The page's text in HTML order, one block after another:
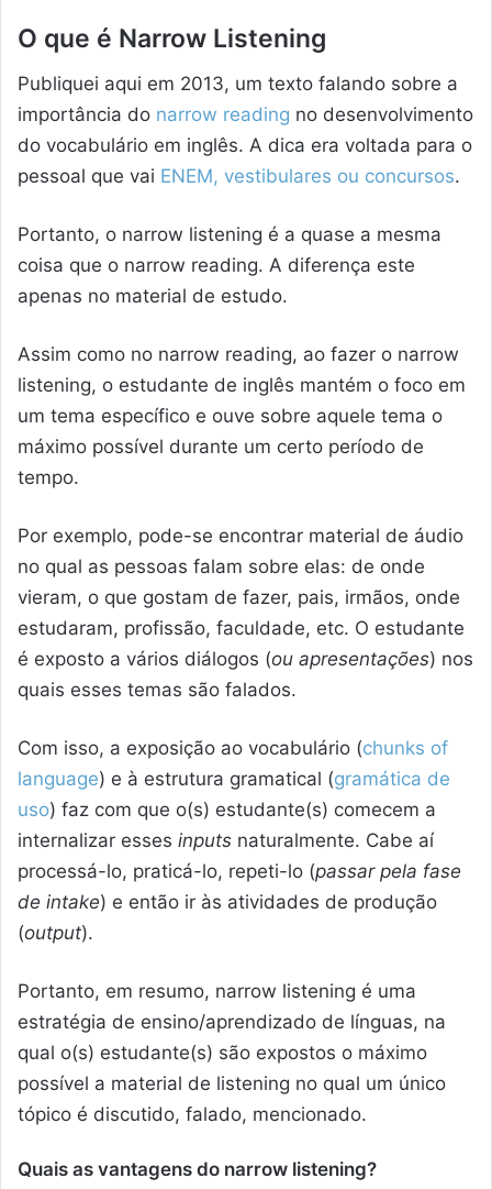
O que é Narrow Listening
Publiquei aqui em 2013, um texto falando sobre a
importância do narrow reading no desenvolvimento
do vocabulário em inglês. A dica era voltada para o
pessoal que vai ENEM, vestibulares ou concursos.
Portanto, o narrow listening é a quase a mesma
coisa que o narrow reading. A diferença este
apenas no material de estudo.
Assim como no narrow reading, ao fazer o narrow
listening, o estudante de inglês mantém o foco em
um tema específico e ouve sobre aquele tema o
máximo possível durante um certo período de
tempo.
Por exemplo, pode-se encontrar material de áudio
no qual as pessoas falam sobre elas: de onde
vieram, o que gostam de fazer, pais, irmãos, onde
estudaram, profissão, faculdade, etc. O estudante
é exposto a vários diálogos (ou apresentações) nos
quais esses temas são falados.
Com isso, a exposição ao vocabulário (chunks of
language) e à estrutura gramatical (gramática de
uso) faz com que o(s) estudante(s) comecem a
internalizar esses inputs naturalmente. Cabe aí
processá-lo, praticá-lo, repeti-lo (passar pela fase
de intake) e então ir às atividades de produção
(output).
Portanto, em resumo, narrow listening é uma
estratégia de ensino/aprendizado de línguas, na
qual o(s) estudante(s) são expostos o máximo
possível a material de listening no qual um único
tópico é discutido, falado, mencionado.
Quais as vantagens do narrow listening?